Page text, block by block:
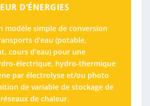
D’ÉNERGIES
modèle simple de conversion
d’eau (potable,
cours d’eau) pour une
électrique, hydro-thermique
par électrolyse et/ou photo
de variable de stockage de
de chaleur.